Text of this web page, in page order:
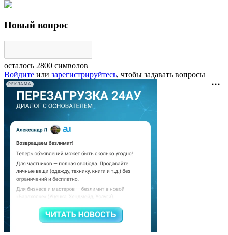
Новый вопрос
осталось 2800 символов
Войдите или зарегистрируйтесь, чтобы задавать вопросы
РЕКЛАМА